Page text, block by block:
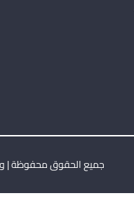
جميع الحقوق محفوظة |